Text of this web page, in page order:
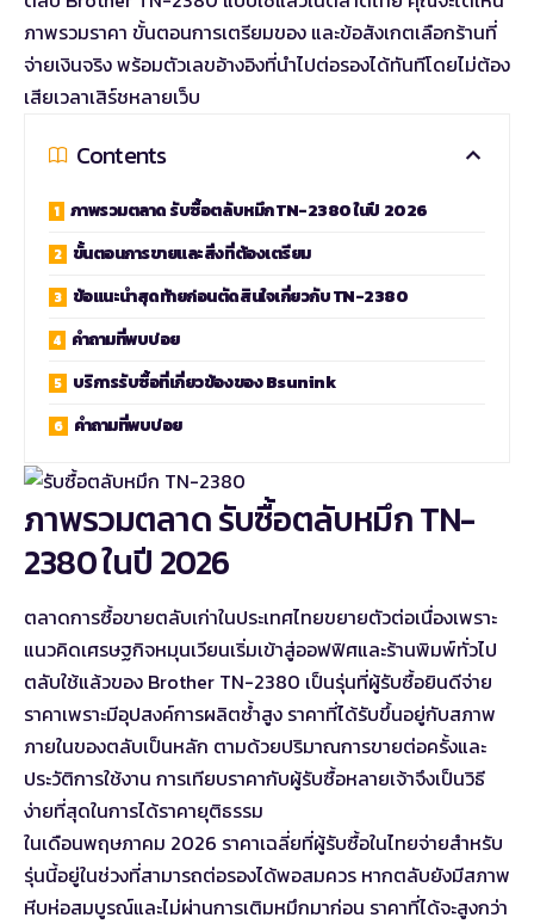
ภาพรวมราคา ขั้นตอนการเตรียมของ และข้อสังเกตเลือกร้านที่
จ่ายเงินจริง พร้อมตัวเลขอ้างอิงที่นำไปต่อรองได้ทันทีโดยไม่ต้อง
เสียเวลาเสิร์ชหลายเว็บ
Contents
ภาพรวมตลาด รับซื้อตลับหมึก TN-2380 ในปี 2026
ขั้นตอนการขายและสิ่งที่ต้องเตรียม
ข้อแนะนำสุดท้ายก่อนตัดสินใจเกี่ยวกับ TN-2380
คำถามที่พบบ่อย
บริการรับซื้อที่เกี่ยวข้องของ Bsunink
คำถามที่พบบ่อย
ภาพรวมตลาด รับซื้อตลับหมึก TN-
2380 ในปี 2026
ตลาดการซื้อขายตลับเก่าในประเทศไทยขยายตัวต่อเนื่องเพราะ
แนวคิดเศรษฐกิจหมุนเวียนเริ่มเข้าสู่ออฟฟิศและร้านพิมพ์ทั่วไป
ตลับใช้แล้วของ Brother TN-2380 เป็นรุ่นที่ผู้รับซื้อยินดีจ่าย
ราคาเพราะมีอุปสงค์การผลิตซ้ำสูง ราคาที่ได้รับขึ้นอยู่กับสภาพ
ภายในของตลับเป็นหลัก ตามด้วยปริมาณการขายต่อครั้งและ
ประวัติการใช้งาน การเทียบราคากับผู้รับซื้อหลายเจ้าจึงเป็นวิธี
ง่ายที่สุดในการได้ราคายุติธรรม
ในเดือนพฤษภาคม 2026 ราคาเฉลี่ยที่ผู้รับซื้อในไทยจ่ายสำหรับ
รุ่นนี้อยู่ในช่วงที่สามารถต่อรองได้พอสมควร หากตลับยังมีสภาพ
หีบห่อสมบูรณ์และไม่ผ่านการเติมหมึกมาก่อน ราคาที่ได้จะสูงกว่า